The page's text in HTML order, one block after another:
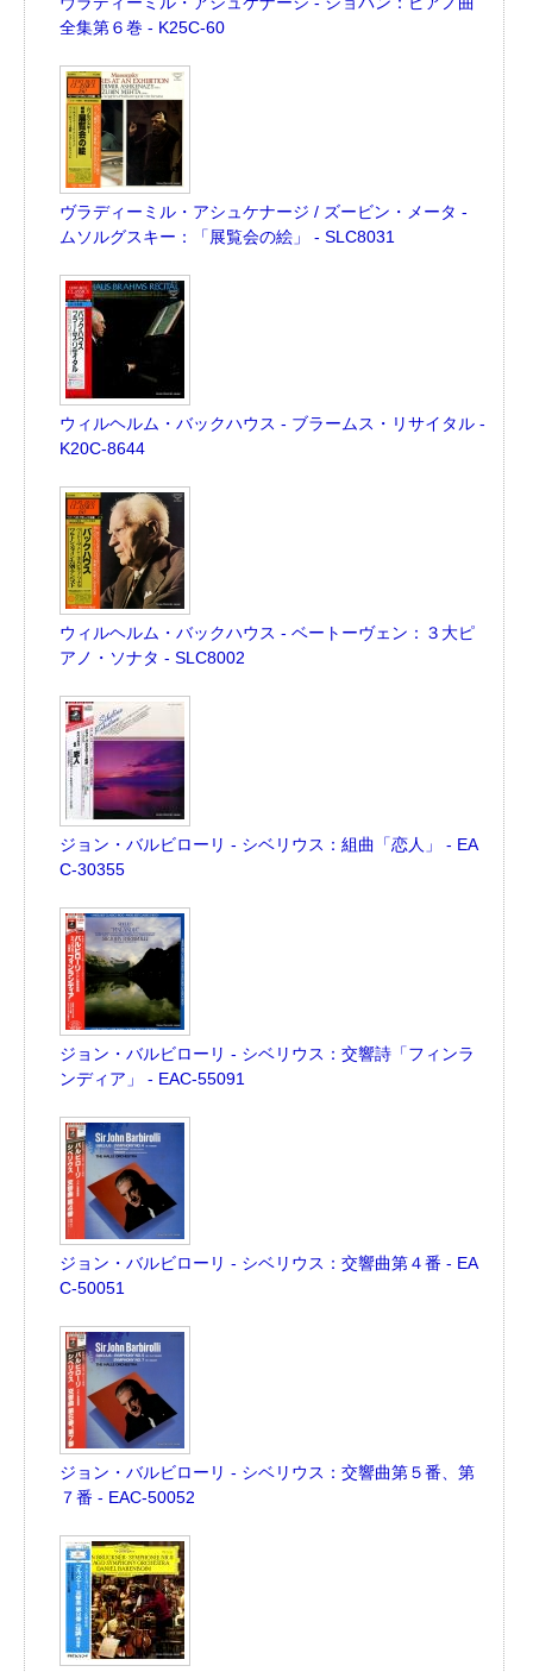
全集第６巻 - K25C-60
ヴラディーミル・アシュケナージ / ズービン・メータ -
ムソルグスキー：「展覧会の絵」 - SLC8031
ウィルヘルム・バックハウス - ブラームス・リサイタル -
K20C-8644
ウィルヘルム・バックハウス - ベートーヴェン：３大ピ
アノ・ソナタ - SLC8002
ジョン・バルビローリ - シベリウス：組曲「恋人」 - EA
C-30355
ジョン・バルビローリ - シベリウス：交響詩「フィンラ
ンディア」 - EAC-55091
ジョン・バルビローリ - シベリウス：交響曲第４番 - EA
C-50051
ジョン・バルビローリ - シベリウス：交響曲第５番、第
７番 - EAC-50052